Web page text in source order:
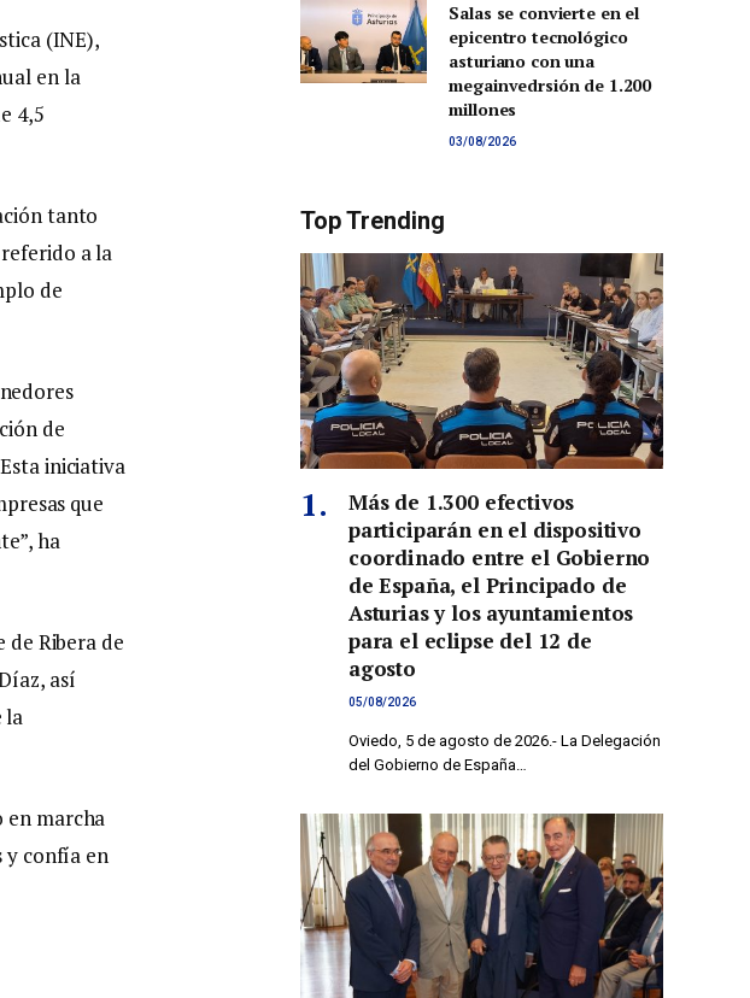
(INE),
en la
4,5
tanto
a la
de
de
iniciativa
que
ha
Ribera de
así
la
en marcha
y confía en
Salas se convierte en el
epicentro tecnológico
asturiano con una
megainvedrsión de 1.200
millones
03/08/2026
Top Trending
Más de 1.300 efectivos
participarán en el dispositivo
coordinado entre el Gobierno
de España, el Principado de
Asturias y los ayuntamientos
para el eclipse del 12 de
agosto
05/08/2026
Oviedo, 5 de agosto de 2026.- La Delegación
del Gobierno de España…